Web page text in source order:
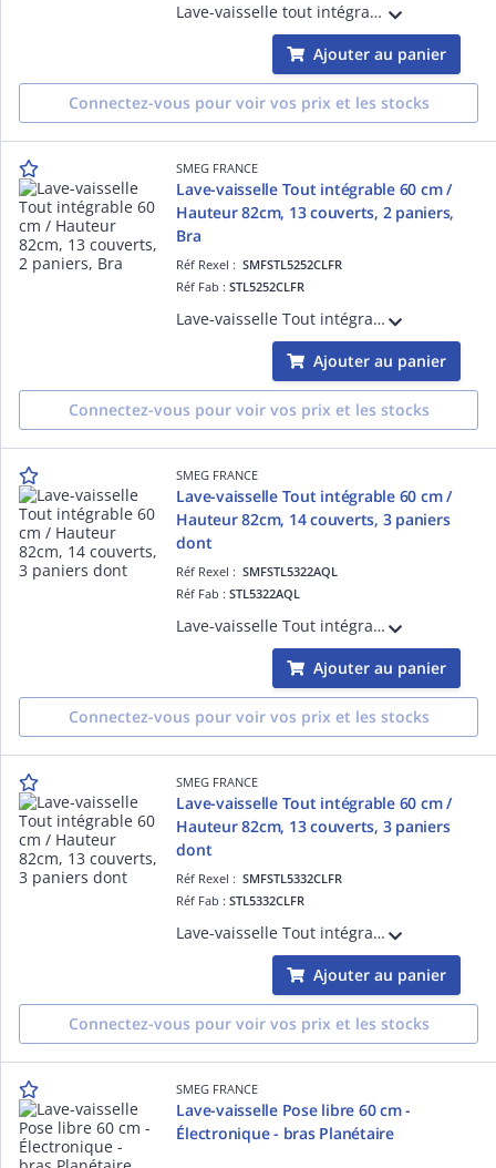
Lave-vaisselle tout intégrable hauteur 82 cm, 2 paniers - 13 couverts, Moteur inverter 2.0, Bandeau de commande tactile noir, Cuve et porte inox - PROGRAMMES / FONCTIONS : 8 programmes dont : Trempage, ECO, Progr. 1 heure, Mixte et Auto 50°
Ajouter au panier
Connectez-vous pour voir vos prix et les stocks
SMEG FRANCE
Lave-vaisselle Tout intégrable 60 cm /
Hauteur 82cm, 13 couverts, 2 paniers,
Bra
Réf Rexel :SMFSTL5252CLFR
Réf Fab :STL5252CLFR
Lave-vaisselle Tout intégrable 60 cm / Hauteur 82cm, 13 couverts, 2 paniers, Bras de lavage Orbital, Bandeau de commandes Easy+ Noir, 7 températures et 10+1 programmes, Système de sécurité Stop aqua total, Départ différé jusqu'à 24h, Ouvert
Ajouter au panier
Connectez-vous pour voir vos prix et les stocks
SMEG FRANCE
Lave-vaisselle Tout intégrable 60 cm /
Hauteur 82cm, 14 couverts, 3 paniers
dont
Réf Rexel :SMFSTL5322AQL
Réf Fab :STL5322AQL
Lave-vaisselle Tout intégrable 60 cm / Hauteur 82cm, 14 couverts, 3 paniers dont tiroir couverts FlexiDuo, Bras de lavage Planétaire, Bandeau de commandes Easy+ noir, 7 températures et 10+1 programmes, Système de sécurité Stop aqua total, D
Ajouter au panier
Connectez-vous pour voir vos prix et les stocks
SMEG FRANCE
Lave-vaisselle Tout intégrable 60 cm /
Hauteur 82cm, 13 couverts, 3 paniers
dont
Réf Rexel :SMFSTL5332CLFR
Réf Fab :STL5332CLFR
Lave-vaisselle Tout intégrable 60 cm / Hauteur 82cm, 13 couverts, 3 paniers dont tiroir couverts FlexiDuo, Bras de lavage Orbital, Bandeau de commandes Easy+ Noir, 7 températures et 10+1 programmes, Système de sécurité Stop aqua total, Dép
Ajouter au panier
Connectez-vous pour voir vos prix et les stocks
SMEG FRANCE
Lave-vaisselle Pose libre 60 cm -
Électronique - bras Planétaire